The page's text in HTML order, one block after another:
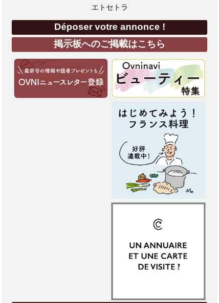
エトセトラ
Déposer votre annonce !
掲示板へのご掲載はこちら